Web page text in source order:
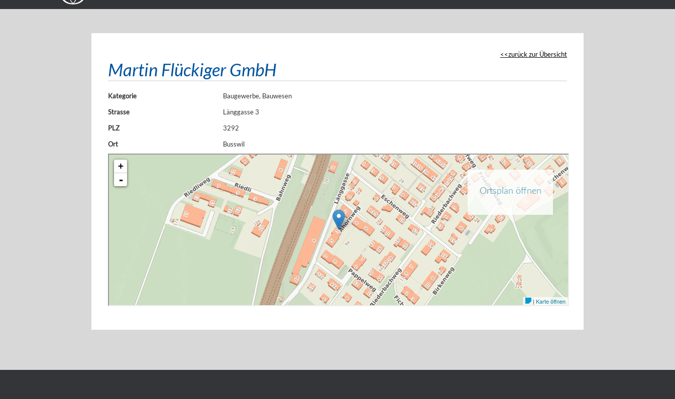
zurück zur Übersicht
Martin Flückiger GmbH
Kategorie
Baugewerbe, Bauwesen
Strasse
Länggasse 3
PLZ
3292
Ort
Busswil